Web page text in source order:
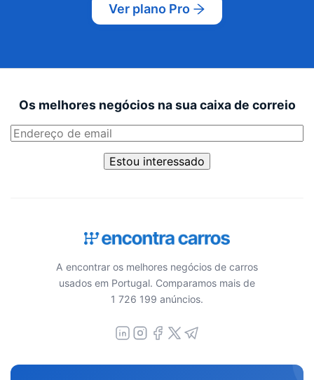
Ver plano Pro
Os melhores negócios na sua caixa de correio
Estou interessado
A encontrar os melhores negócios de carros
usados em Portugal. Comparamos mais de
1 726 199 anúncios.